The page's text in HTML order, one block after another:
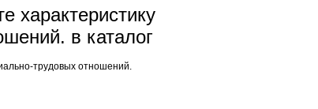
характеристику
в каталог
трудовых отношений.